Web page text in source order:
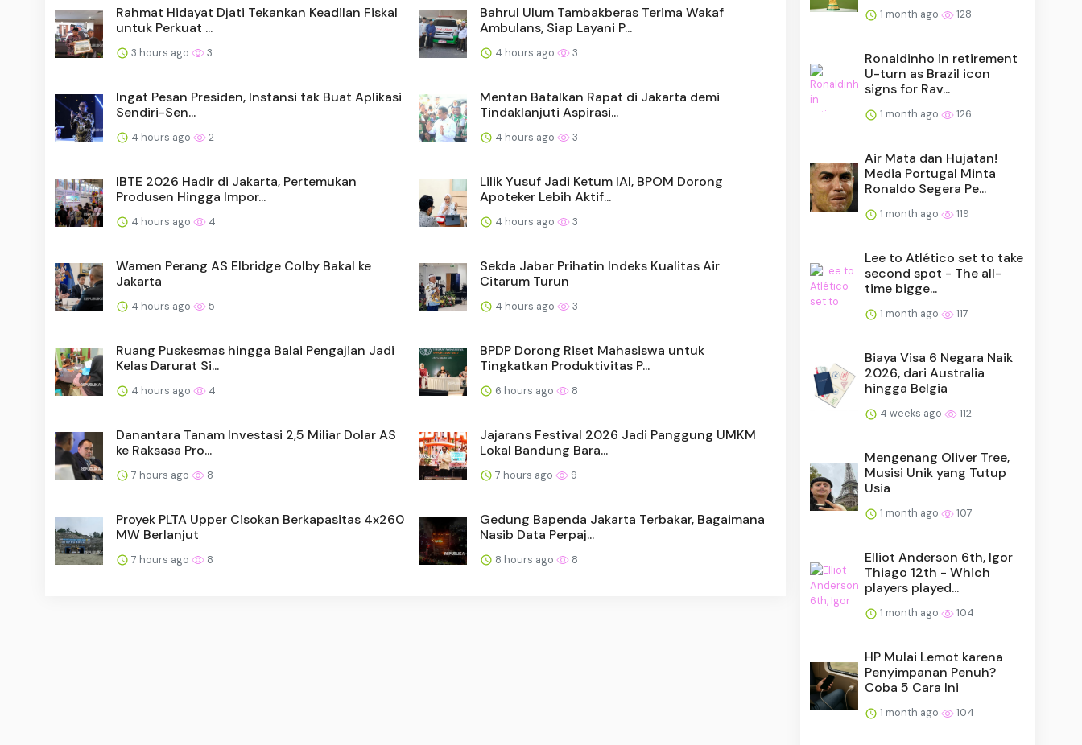
Rahmat Hidayat Djati Tekankan Keadilan Fiskal
untuk Perkuat ...
3 hours ago 3
Bahrul Ulum Tambakberas Terima Wakaf
Ambulans, Siap Layani P...
4 hours ago 3
Ingat Pesan Presiden, Instansi tak Buat Aplikasi
Sendiri-Sen...
4 hours ago 2
Mentan Batalkan Rapat di Jakarta demi
Tindaklanjuti Aspirasi...
4 hours ago 3
IBTE 2026 Hadir di Jakarta, Pertemukan
Produsen Hingga Impor...
4 hours ago 4
Lilik Yusuf Jadi Ketum IAI, BPOM Dorong
Apoteker Lebih Aktif...
4 hours ago 3
Wamen Perang AS Elbridge Colby Bakal ke
Jakarta
4 hours ago 5
Sekda Jabar Prihatin Indeks Kualitas Air
Citarum Turun
4 hours ago 3
Ruang Puskesmas hingga Balai Pengajian Jadi
Kelas Darurat Si...
4 hours ago 4
BPDP Dorong Riset Mahasiswa untuk
Tingkatkan Produktivitas P...
6 hours ago 8
Danantara Tanam Investasi 2,5 Miliar Dolar AS
ke Raksasa Pro...
7 hours ago 8
Jajarans Festival 2026 Jadi Panggung UMKM
Lokal Bandung Bara...
7 hours ago 9
Proyek PLTA Upper Cisokan Berkapasitas 4x260
MW Berlanjut
7 hours ago 8
Gedung Bapenda Jakarta Terbakar, Bagaimana
Nasib Data Perpaj...
8 hours ago 8
1 month ago 128
Ronaldinho in retirement
U-turn as Brazil icon
signs for Rav...
1 month ago 126
Air Mata dan Hujatan!
Media Portugal Minta
Ronaldo Segera Pe...
1 month ago 119
Lee to Atlético set to take
second spot - The all-
time bigge...
1 month ago 117
Biaya Visa 6 Negara Naik
2026, dari Australia
hingga Belgia
4 weeks ago 112
Mengenang Oliver Tree,
Musisi Unik yang Tutup
Usia
1 month ago 107
Elliot Anderson 6th, Igor
Thiago 12th - Which
players played...
1 month ago 104
HP Mulai Lemot karena
Penyimpanan Penuh?
Coba 5 Cara Ini
1 month ago 104